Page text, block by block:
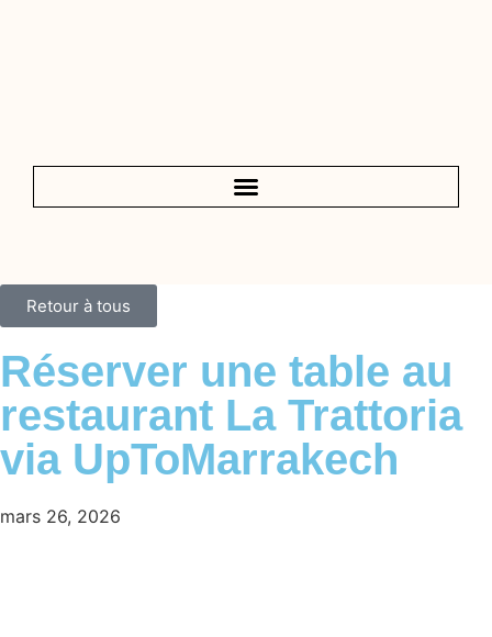
Retour à tous
Réserver une table au
restaurant La Trattoria
via UpToMarrakech
mars 26, 2026